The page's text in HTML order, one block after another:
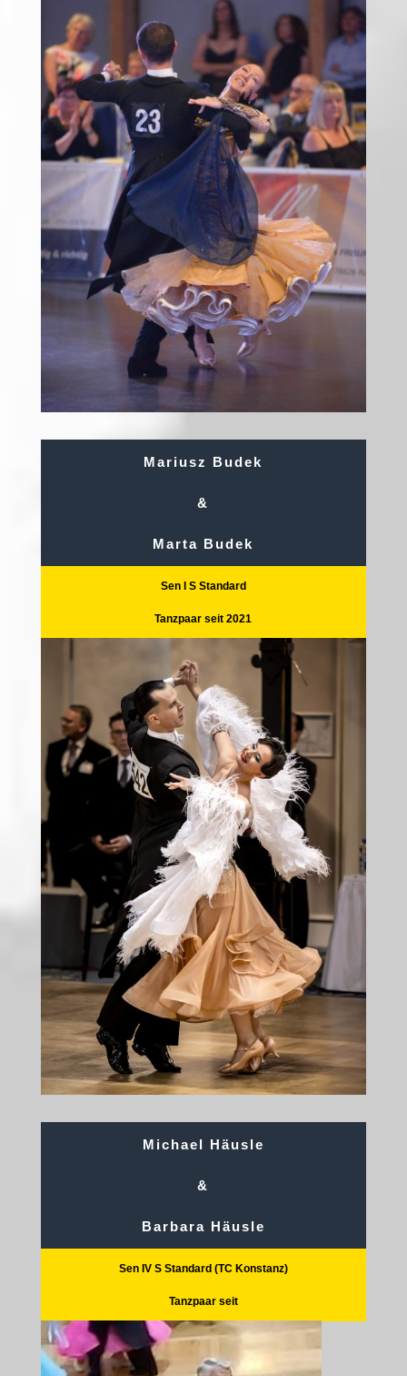
Mariusz Budek
&
Marta Budek
Sen I S Standard
Tanzpaar seit 2021
Michael Häusle
&
Barbara Häusle
Sen IV S Standard (TC Konstanz)
Tanzpaar seit